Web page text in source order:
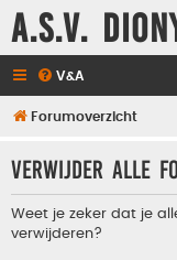
A.S.V.
V&A
Forumoverzicht
Verwijder alle
Weet je zeker dat je
verwijderen?